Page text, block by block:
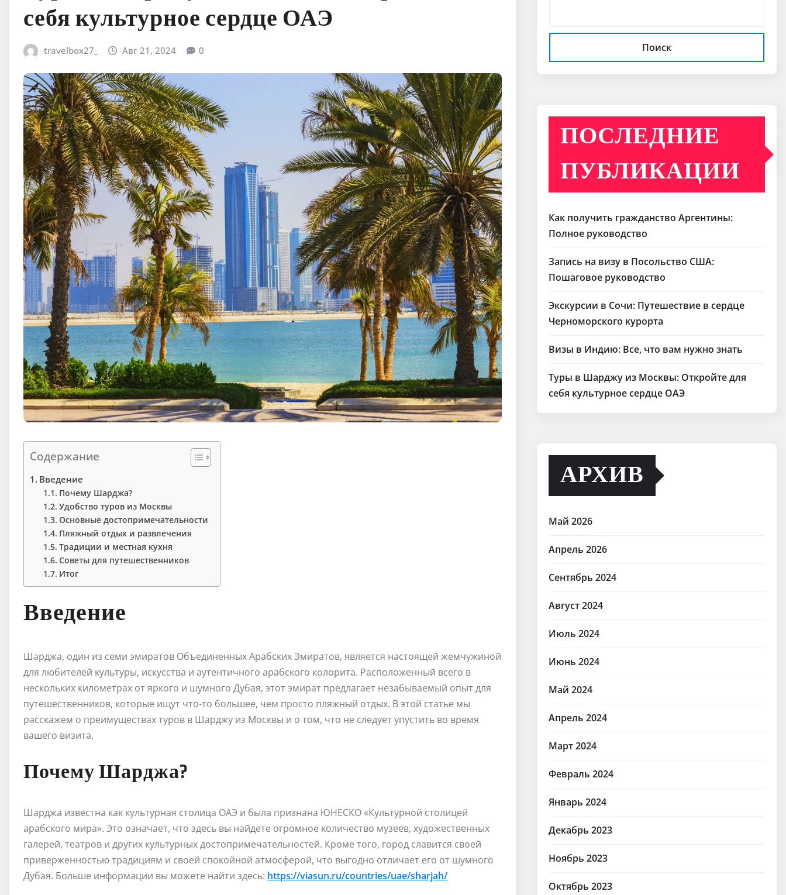
себя культурное сердце ОАЭ
travelbox27_ Авг 21, 2024 0
Содержание
Введение
Почему Шарджа?
Удобство туров из Москвы
Основные достопримечательности
Пляжный отдых и развлечения
Традиции и местная кухня
Советы для путешественников
Итог
Введение
Шарджа, один из семи эмиратов Объединенных Арабских Эмиратов, является настоящей жемчужиной
для любителей культуры, искусства и аутентичного арабского колорита. Расположенный всего в
нескольких километрах от яркого и шумного Дубая, этот эмират предлагает незабываемый опыт для
путешественников, которые ищут что-то большее, чем просто пляжный отдых. В этой статье мы
расскажем о преимуществах туров в Шарджу из Москвы и о том, что не следует упустить во время
вашего визита.
Почему Шарджа?
Шарджа известна как культурная столица ОАЭ и была признана ЮНЕСКО «Культурной столицей
арабского мира». Это означает, что здесь вы найдете огромное количество музеев, художественных
галерей, театров и других культурных достопримечательностей. Кроме того, город славится своей
приверженностью традициям и своей спокойной атмосферой, что выгодно отличает его от шумного
Дубая. Больше информации вы можете найти здесь: https://viasun.ru/countries/uae/sharjah/
Поиск
ПОСЛЕДНИЕ
ПУБЛИКАЦИИ
Как получить гражданство Аргентины:
Полное руководство
Запись на визу в Посольство США:
Пошаговое руководство
Экскурсии в Сочи: Путешествие в сердце
Черноморского курорта
Визы в Индию: Все, что вам нужно знать
Туры в Шарджу из Москвы: Откройте для
себя культурное сердце ОАЭ
АРХИВ
Май 2026
Апрель 2026
Сентябрь 2024
Август 2024
Июль 2024
Июнь 2024
Май 2024
Апрель 2024
Март 2024
Февраль 2024
Январь 2024
Декабрь 2023
Ноябрь 2023
Октябрь 2023